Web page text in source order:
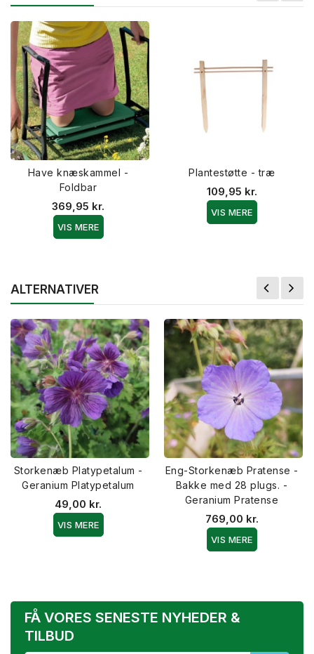
Have knæskammel -
Foldbar
369,95 kr.
VIS MERE
Plantestøtte - træ
109,95 kr.
VIS MERE
ALTERNATIVER
Storkenæb Platypetalum -
Geranium Platypetalum
49,00 kr.
VIS MERE
Eng-Storkenæb Pratense -
Bakke med 28 plugs. -
Geranium Pratense
769,00 kr.
VIS MERE
FÅ VORES SENESTE NYHEDER &
TILBUD